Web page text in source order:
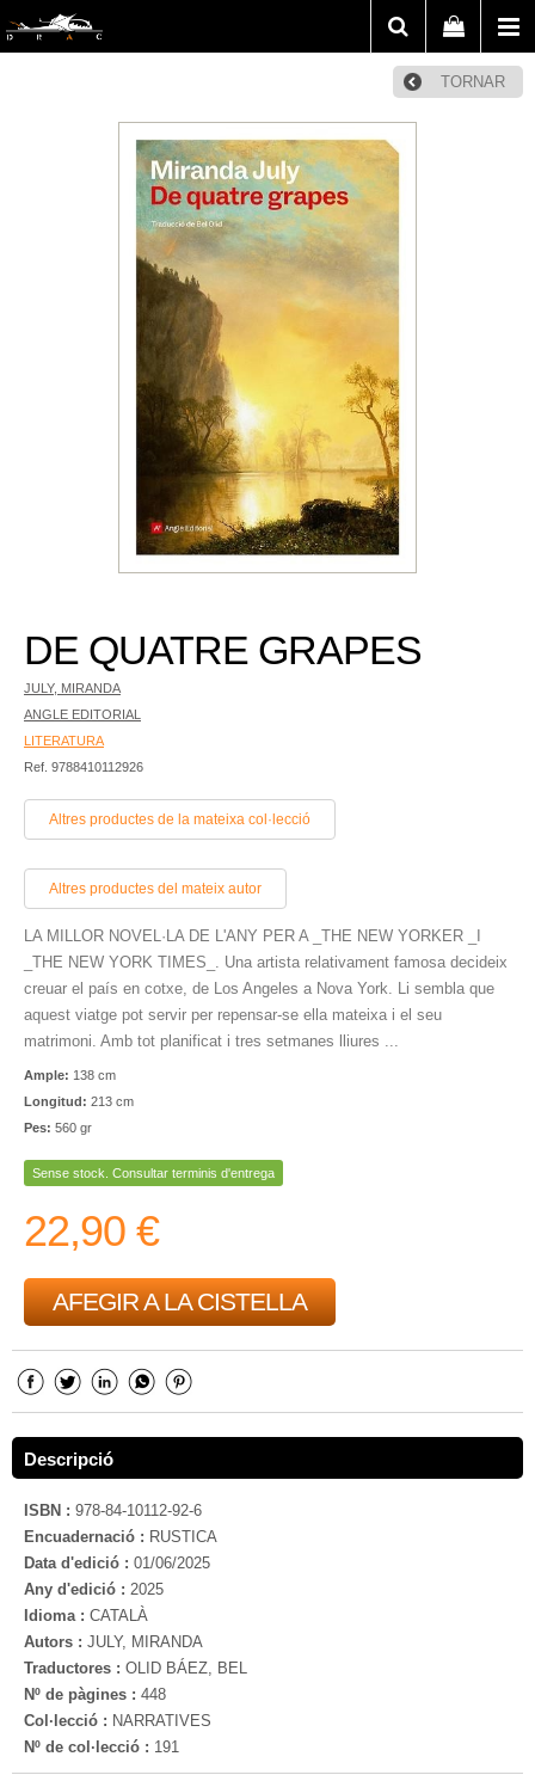
TORNAR
DE QUATRE GRAPES
JULY, MIRANDA
ANGLE EDITORIAL
LITERATURA
Ref. 9788410112926
Altres productes de la mateixa col·lecció
Altres productes del mateix autor
LA MILLOR NOVEL·LA DE L'ANY PER A _THE NEW YORKER _I
_THE NEW YORK TIMES_. Una artista relativament famosa decideix
creuar el país en cotxe, de Los Angeles a Nova York. Li sembla que
aquest viatge pot servir per repensar-se ella mateixa i el seu
matrimoni. Amb tot planificat i tres setmanes lliures ...
Ample: 138 cm
Longitud: 213 cm
Pes: 560 gr
Sense stock. Consultar terminis d'entrega
22,90 €
AFEGIR A LA CISTELLA
Descripció
ISBN : 978-84-10112-92-6
Encuadernació : RUSTICA
Data d'edició : 01/06/2025
Any d'edició : 2025
Idioma : CATALÀ
Autors : JULY, MIRANDA
Traductores : OLID BÁEZ, BEL
Nº de pàgines : 448
Col·lecció : NARRATIVES
Nº de col·lecció : 191